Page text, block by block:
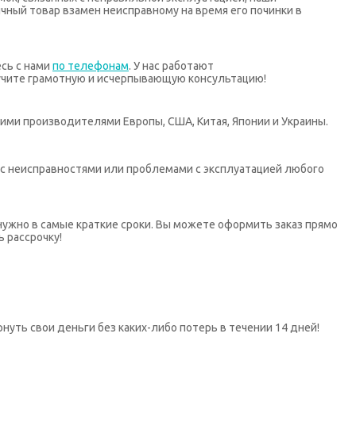
товар взамен неисправному на время его починки в
с нами по телефонам. У нас работают
грамотную и исчерпывающую консультацию!
производителями Европы, США, Китая, Японии и Украины.
неисправностями или проблемами с эксплуатацией любого
в самые краткие сроки. Вы можете оформить заказ прямо
свои деньги без каких-либо потерь в течении 14 дней!